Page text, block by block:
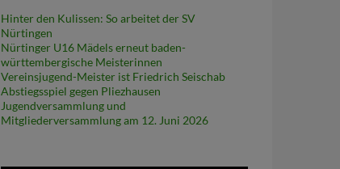
Hinter den Kulissen: So arbeitet der SV
Nürtingen
Nürtinger U16 Mädels erneut baden-
württembergische Meisterinnen
Vereinsjugend-Meister ist Friedrich Seischab
Abstiegsspiel gegen Pliezhausen
Jugendversammlung und
Mitgliederversammlung am 12. Juni 2026